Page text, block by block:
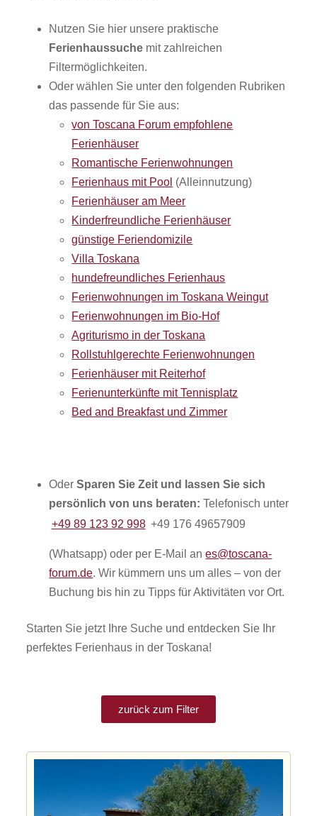
Nutzen Sie hier unsere praktische
Ferienhaussuche mit zahlreichen
Filtermöglichkeiten.
Oder wählen Sie unter den folgenden Rubriken
das passende für Sie aus:
von Toscana Forum empfohlene
Ferienhäuser
Romantische Ferienwohnungen
Ferienhaus mit Pool (Alleinnutzung)
Ferienhäuser am Meer
Kinderfreundliche Ferienhäuser
günstige Feriendomizile
Villa Toskana
hundefreundliches Ferienhaus
Ferienwohnungen im Toskana Weingut
Ferienwohnungen im Bio-Hof
Agriturismo in der Toskana
Rollstuhlgerechte Ferienwohnungen
Ferienhäuser mit Reiterhof
Ferienunterkünfte mit Tennisplatz
Bed and Breakfast und Zimmer
OderSparen Sie Zeit und lassen Sie sich
persönlich von uns beraten:Telefonisch unter
+49 89 123 92 998 +49 176 49657909
(Whatsapp) oder per E-Mail anes@toscana-
forum.de. Wir kümmern uns um alles – von der
Buchung bis hin zu Tipps für Aktivitäten vor Ort.
Starten Sie jetzt Ihre Suche und entdecken Sie Ihr
perfektes Ferienhaus in der Toskana!
zurück zum Filter